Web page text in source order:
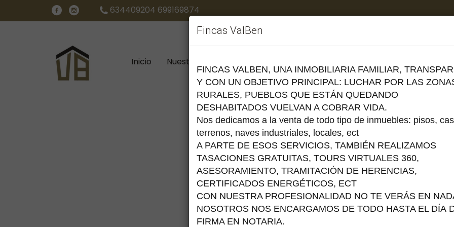
634409204 699169874
Inicio Nuestros inmuebles
DATOS DE CONTACTO
DIRECCIÓN
C/ Demetrio Galan Bergua, 5
50017 - Zaragoza -
Fincas ValBen
FINCAS VALBEN, UNA INMOBILIARIA FAMILIAR,
Y CON UN OBJETIVO PRINCIPAL: LUCHAR POR LAS
RURALES, PUEBLOS QUE ESTÁN QUEDANDO
DESHABITADOS VUELVAN A COBRAR VIDA.
Nos dedicamos a la venta de todo tipo de inmuebles: pisos,
terrenos, naves industriales, locales, ect
A PARTE DE ESOS SERVICIOS, TAMBIÉN REALIZAMOS
TASACIONES GRATUITAS, TOURS VIRTUALES 360,
ASESORAMIENTO, TRAMITACIÓN DE HERENCIAS,
CERTIFICADOS ENERGÉTICOS, ECT
CON NUESTRA PROFESIONALIDAD NO TE VERÁS EN
NOSOTROS NOS ENCARGAMOS DE TODO HASTA EL DÍA
FIRMA EN NOTARIA.